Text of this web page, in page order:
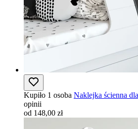
Kupiło 1 osoba Naklejka ścienna
opinii
od 148,00 zł